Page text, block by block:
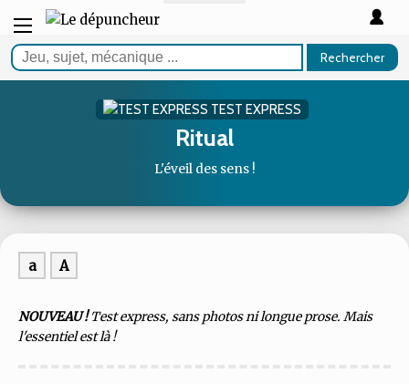
Rechercher
TEST EXPRESS
Ritual
L'éveil des sens !
a A
NOUVEAU !Test express, sans photos ni longue prose. Mais
l'essentiel est là !